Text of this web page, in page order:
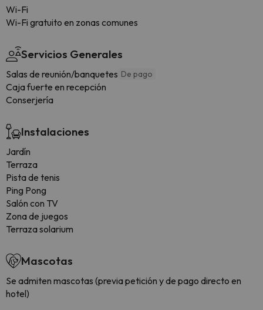
Wi-Fi
Wi-Fi gratuito en zonas comunes
Servicios Generales
Salas de reunión/banquetes De pago
Caja fuerte en recepción
Conserjería
Instalaciones
Jardín
Terraza
Pista de tenis
Ping Pong
Salón con TV
Zona de juegos
Terraza solarium
Mascotas
Se admiten mascotas (previa petición y de pago directo en
hotel)